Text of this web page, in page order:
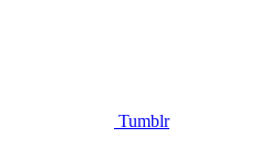
Tumblr